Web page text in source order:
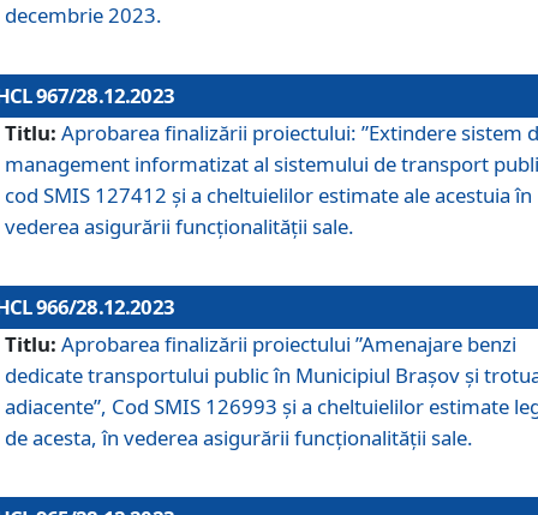
decembrie 2023.
967/28.12.2023
Titlu: Aprobarea finalizării proiectului: ”Extindere sistem
management informatizat al sistemului de transport
cod SMIS 127412 și a cheltuielilor estimate ale acestuia în
vederea asigurării funcționalității sale.
966/28.12.2023
Titlu: Aprobarea finalizării proiectului ”Amenajare benzi
dedicate transportului public în Municipiul Brașov şi
adiacente”, Cod SMIS 126993 și a cheltuielilor estimate
de acesta, în vederea asigurării funcționalității sale.